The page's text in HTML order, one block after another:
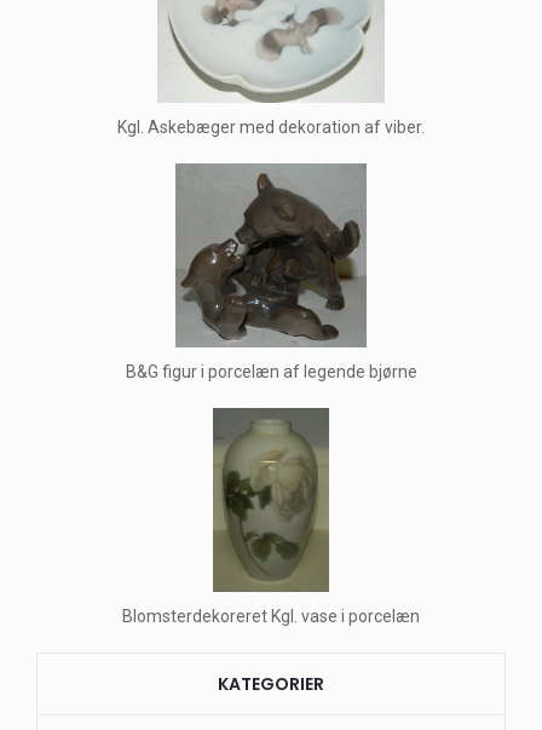
Kgl. Askebæger med dekoration af viber.
B&G figur i porcelæn af legende bjørne
Blomsterdekoreret Kgl. vase i porcelæn
KATEGORIER